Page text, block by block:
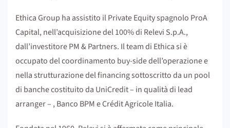
Ethica Group ha assistito il Private Equity spagnolo ProA
Capital, nell’acquisizione del 100% di Relevi S.p.A.,
dall’investitore PM & Partners. Il team di Ethica si è
occupato del coordinamento buy-side dell’operazione e
nella strutturazione del financing sottoscritto da un pool
di banche costituito da UniCredit – in qualità di lead
arranger – , Banco BPM e Crédit Agricole Italia.